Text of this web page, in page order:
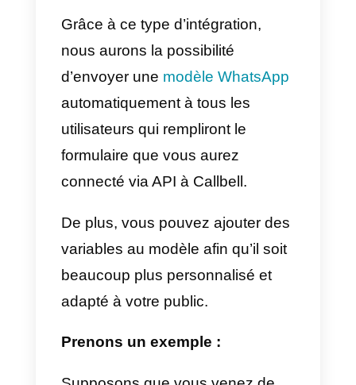
Voici quelques exemples
intéressants sur la manière de
tirer parti de cette intégration et
d’améliorer les processus métier.
1) Générez des prospects
WhatsApp à l’aide de
Formidable Forms
Avec cette implémentation, il sera
possible de synchroniser